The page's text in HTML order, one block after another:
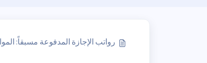
رواتب الإجازة المدفوعة مسبقاً: